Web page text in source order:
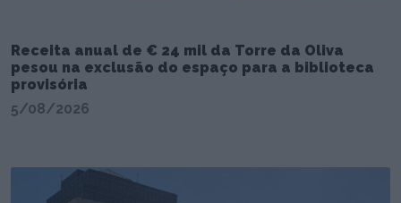
Receita anual de € 24 mil da Torre da Oliva
pesou na exclusão do espaço para a biblioteca
provisória
5/08/2026